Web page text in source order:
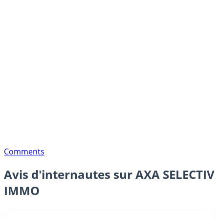
Comments
Avis d'internautes sur AXA SELECTIV
IMMO